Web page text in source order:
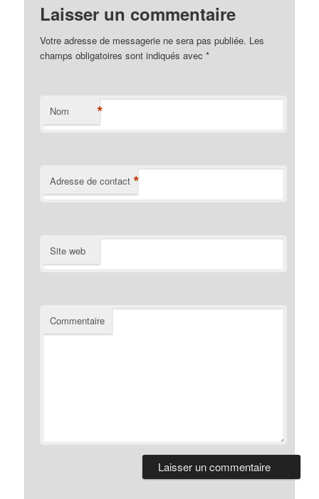
Laisser un commentaire
Votre adresse de messagerie ne sera pas publiée. Les
champs obligatoires sont indiqués avec*
Nom *
Adresse de contact *
Site web
Commentaire